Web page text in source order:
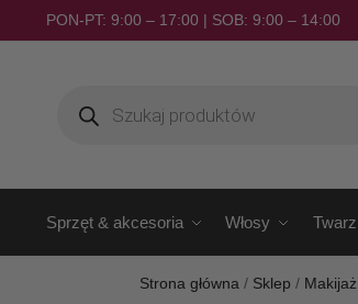
PON-PT: 9:00 – 17:00 | SOB: 9:00 – 14:00
Sprzęt & akcesoria Włosy Twarz
Strona główna / Sklep / Makijaż